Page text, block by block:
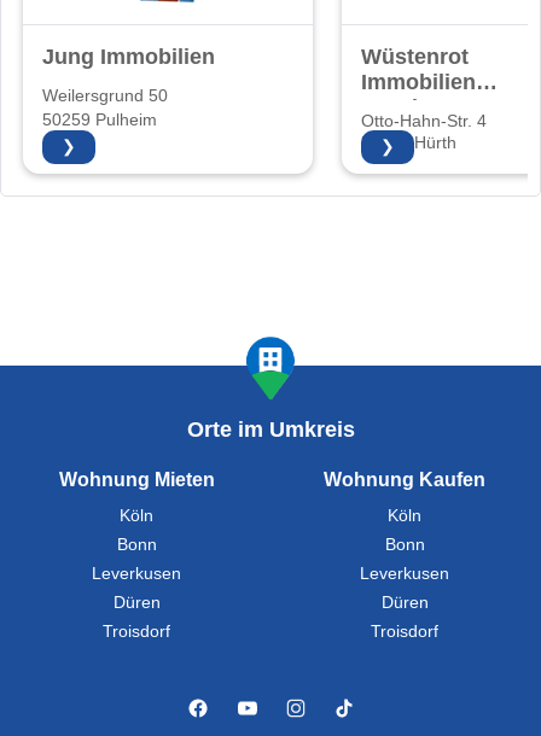
Jung Immobilien
Weilersgrund 50
50259 Pulheim
❯
Wüstenrot
Immobilien
Sascha Maurer
Otto-Hahn-Str. 4
50354 Hürth
❯
Orte im Umkreis
Wohnung Mieten
Köln
Bonn
Leverkusen
Düren
Troisdorf
Wohnung Kaufen
Köln
Bonn
Leverkusen
Düren
Troisdorf